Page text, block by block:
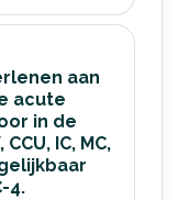
aan
acute
in de
IC, MC,
4.